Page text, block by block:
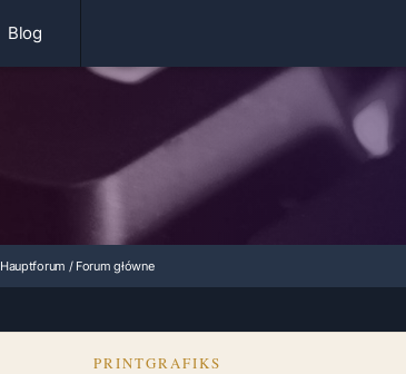
Blog
Hauptforum / Forum główne
PRINTGRAFIKS